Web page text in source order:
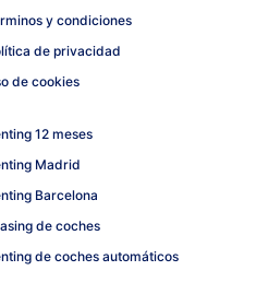
y condiciones
de privacidad
de cookies
12 meses
Madrid
Barcelona
de coches
de coches automáticos